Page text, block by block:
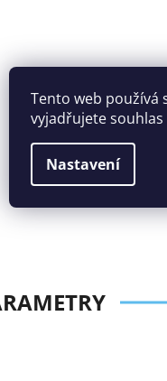
Tento web používá
vyjadřujete
Nastavení